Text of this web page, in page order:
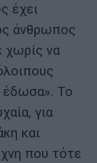
έχει
άνθρωπος
χωρίς να
έδωσα». Το
για
και
που τότε